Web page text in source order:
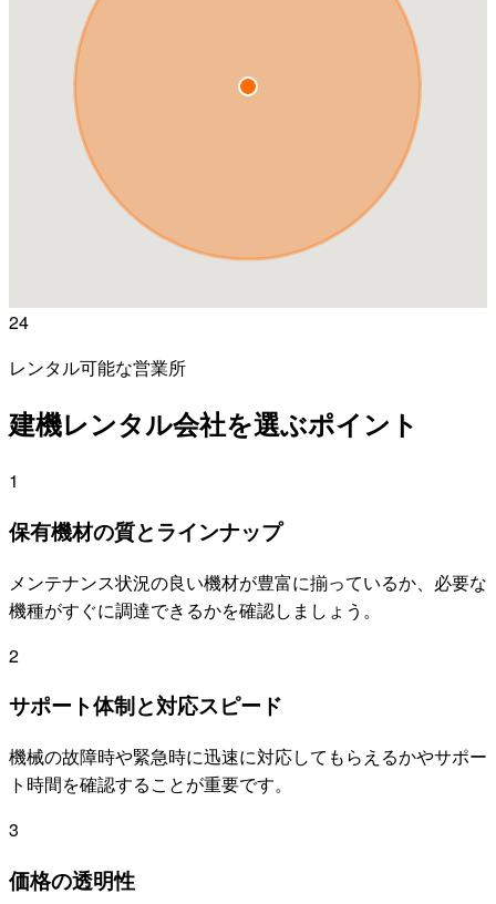
24
レンタル可能な営業所
建機レンタル会社を選ぶポイント
1
保有機材の質とラインナップ
メンテナンス状況の良い機材が豊富に揃っているか、必要な
機種がすぐに調達できるかを確認しましょう。
2
サポート体制と対応スピード
機械の故障時や緊急時に迅速に対応してもらえるかやサポー
ト時間を確認することが重要です。
3
価格の透明性